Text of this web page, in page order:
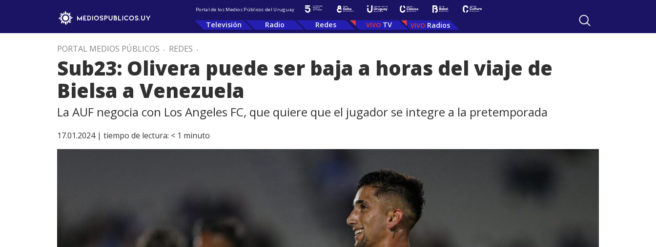
Portal de los Medios Públicos del Uruguay
Televisión Radio Redes TV Radios
PORTAL MEDIOS PÚBLICOS . REDES .
Sub23: Olivera puede ser baja a horas del viaje de
Bielsa a Venezuela
La AUF negocia con Los Angeles FC, que quiere que el jugador se integre a la pretemporada
17.01.2024 | tiempo de lectura: < 1 minuto